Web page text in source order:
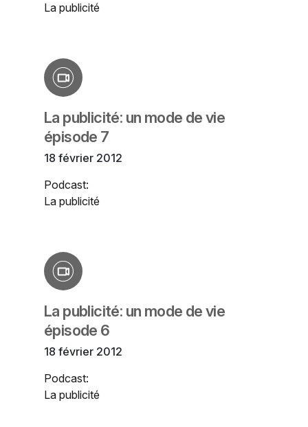
La publicité
La publicité: un mode de vie
épisode 7
18 février 2012
Podcast:
La publicité
La publicité: un mode de vie
épisode 6
18 février 2012
Podcast:
La publicité